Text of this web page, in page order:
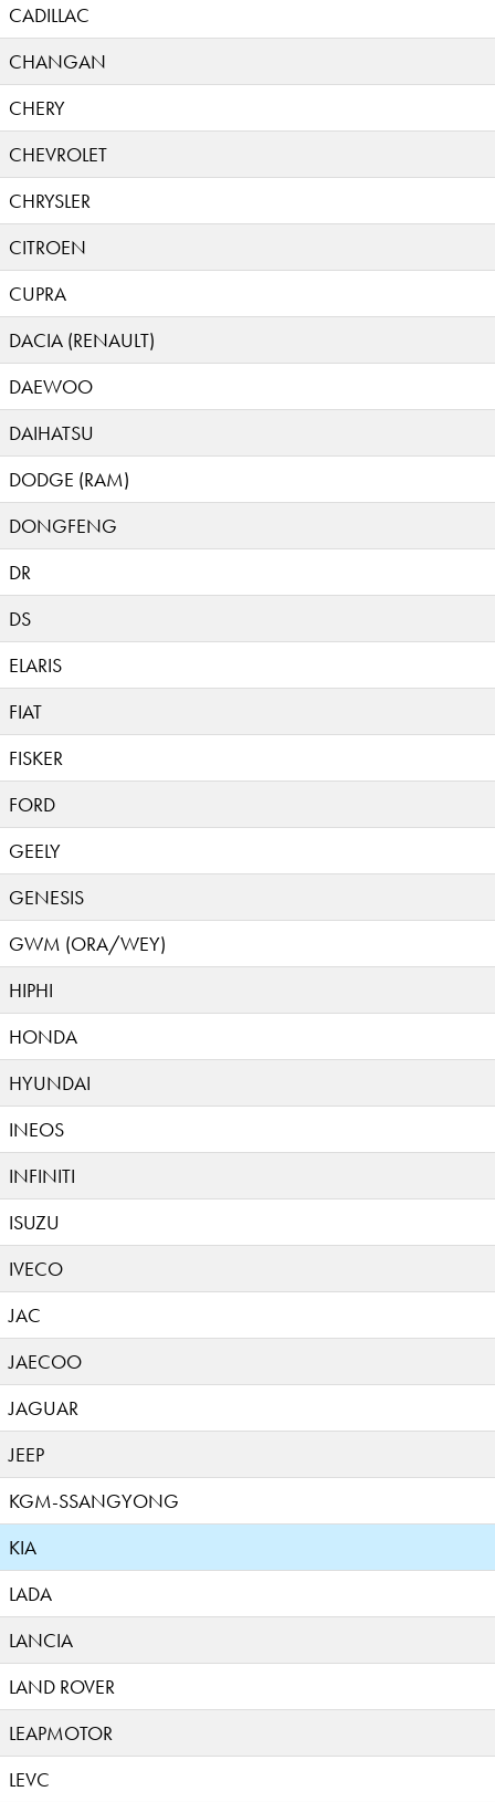
CADILLAC
CHANGAN
CHERY
CHEVROLET
CHRYSLER
CITROEN
CUPRA
DACIA (RENAULT)
DAEWOO
DAIHATSU
DODGE (RAM)
DONGFENG
DR
DS
ELARIS
FIAT
FISKER
FORD
GEELY
GENESIS
GWM (ORA/WEY)
HIPHI
HONDA
HYUNDAI
INEOS
INFINITI
ISUZU
IVECO
JAC
JAECOO
JAGUAR
JEEP
KGM-SSANGYONG
KIA
LADA
LANCIA
LAND ROVER
LEAPMOTOR
LEVC